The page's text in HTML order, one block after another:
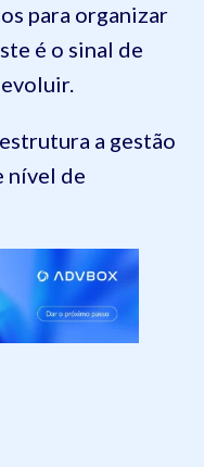
para organizar
é o sinal de
a gestão
nível de